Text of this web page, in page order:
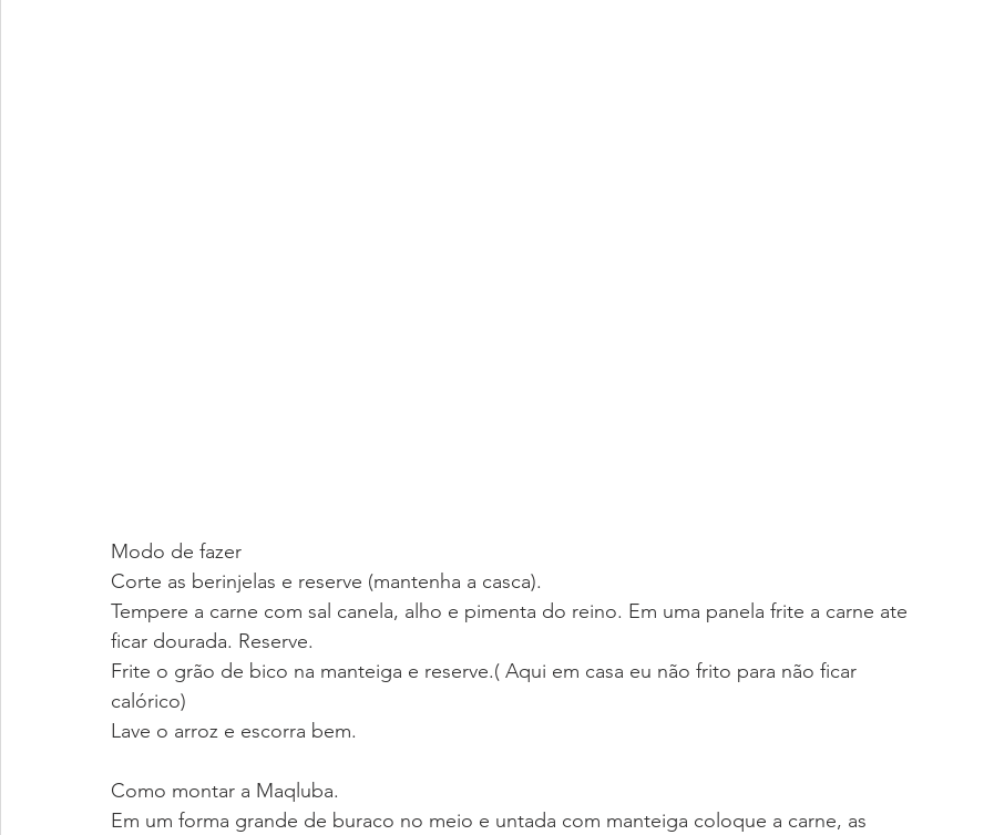
Modo de fazer
Corte as berinjelas e reserve (mantenha a casca).
Tempere a carne com sal canela, alho e pimenta do reino. Em uma panela frite a carne ate
ficar dourada. Reserve.
Frite o grão de bico na manteiga e reserve.( Aqui em casa eu não frito para não ficar
calórico)
Lave o arroz e escorra bem.
Como montar a Maqluba.
Em um forma grande de buraco no meio e untada com manteiga coloque a carne, as